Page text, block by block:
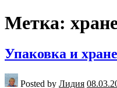
Метка:
Упаковка и
Posted by Лидия